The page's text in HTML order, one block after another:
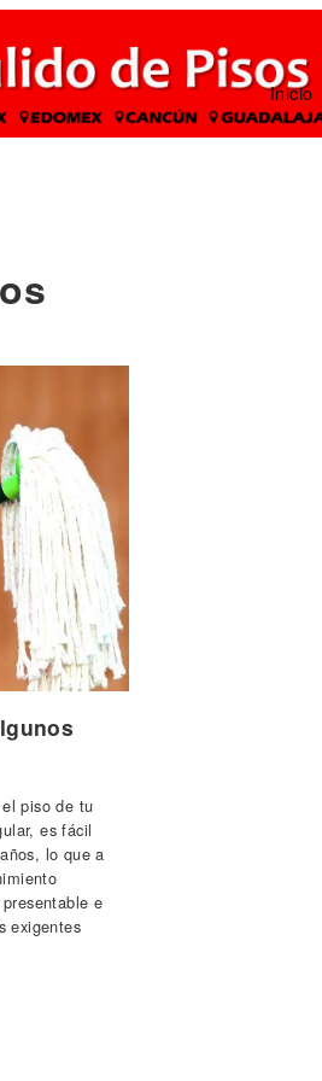
Inicio
piso de tu
es fácil
lo que a
e
exigentes